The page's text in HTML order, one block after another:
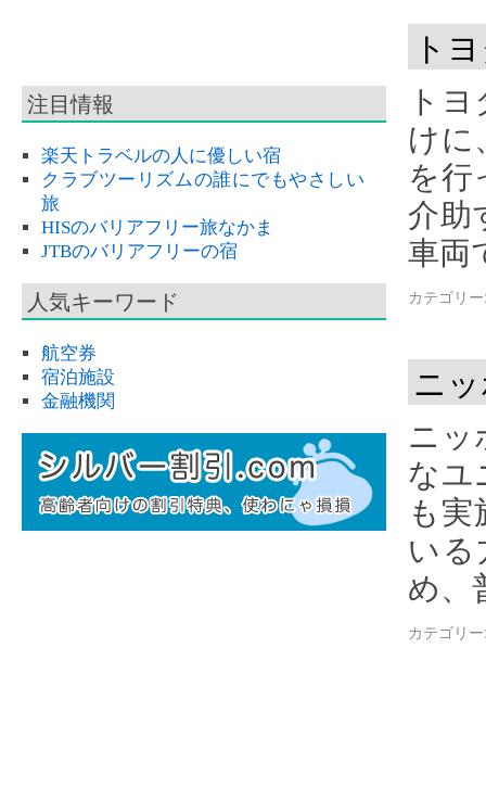
ト
ト
けに
を行
介助
車
カテゴリ
ニ
ニッ
なユ
も
い
め
カテゴリ
注目情報
楽天トラベルの人に優しい宿
クラブツーリズムの誰にでもやさしい
旅
HISのバリアフリー旅なかま
JTBのバリアフリーの宿
人気キーワード
航空券
宿泊施設
金融機関